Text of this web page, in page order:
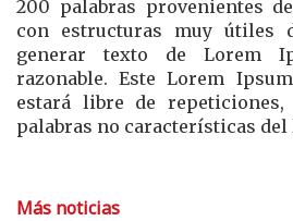
200 palabras provenientes
con estructuras muy útiles
generar texto de Lorem
razonable. Este Lorem
estará libre de
palabras no características del
Más noticias